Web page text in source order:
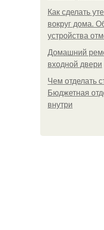
Как сделать
вокруг дома.
устройства
Домашний
входной двери
Чем отделать
Бюджетная
внутри